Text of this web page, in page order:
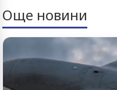
Още новини